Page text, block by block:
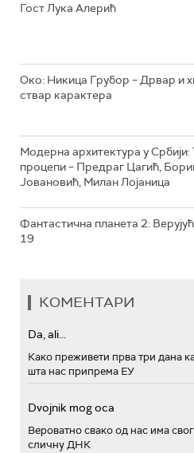
Гост Лука Алерић
Око: Никица Грубор – Дрвар и
ствар карактера
Модерна архитектура у Србији:
процепи – Предраг Цагић,
Јовановић, Милан Лојаница
Фантастична планета 2:
19
КОМЕНТАРИ
Da, ali...
Како преживети прва три дана
шта нас припрема ЕУ
Dvojnik mog oca
Вероватно свако од нас има
сличну ДНК